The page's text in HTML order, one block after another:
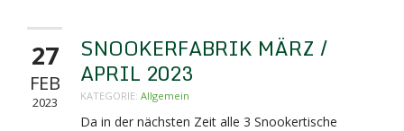
27
FEB
2023
SNOOKERFABRIK MÄRZ /
APRIL 2023
KATEGORIE: Allgemein
Da in der nächsten Zeit alle 3 Snookertische